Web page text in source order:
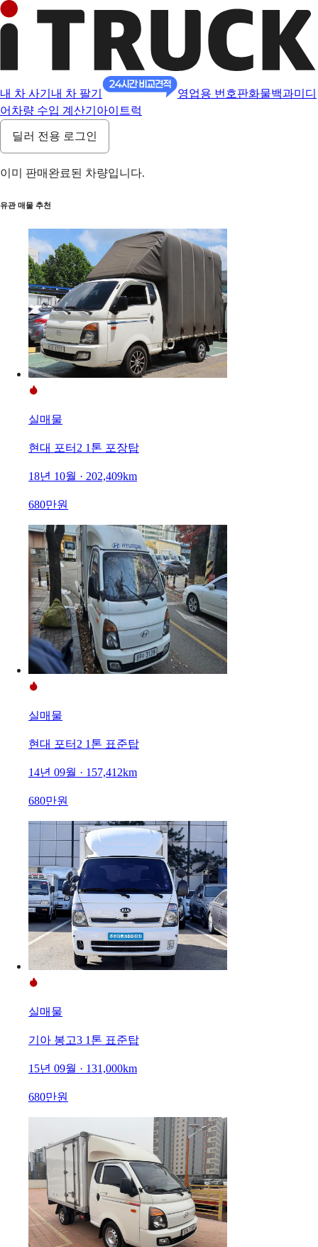
내 차 사기 내 차 팔기 영업용 번호판화물백과미디
어 차량 수입 계산기 아이트럭
딜러 전용 로그인
이미 판매완료된 차량입니다.
유관 매물 추천
실매물
현대 포터2 1톤 포장탑
18년 10월 · 202,409km
680만원
실매물
현대 포터2 1톤 표준탑
14년 09월 · 157,412km
680만원
실매물
기아 봉고3 1톤 표준탑
15년 09월 · 131,000km
680만원